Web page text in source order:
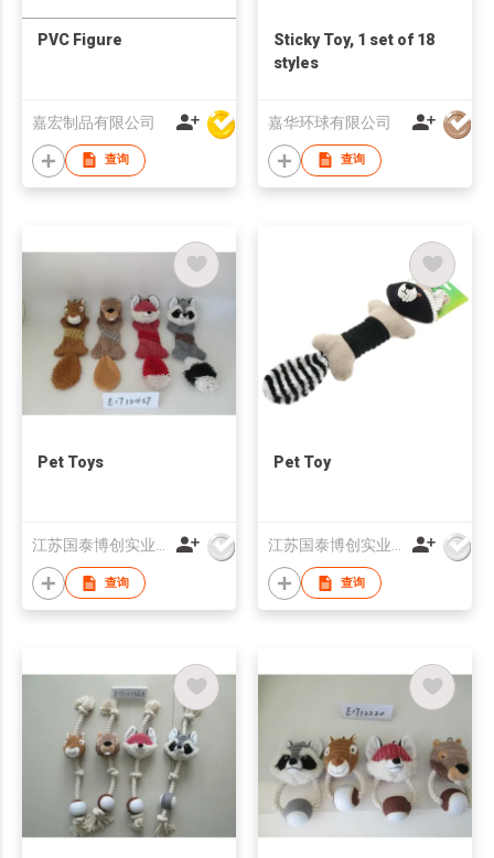
PVC Figure
嘉宏制品有限公司
查询
Sticky Toy, 1 set of 18
styles
嘉华环球有限公司
查询
Pet Toys
查询
Pet Toy
查询